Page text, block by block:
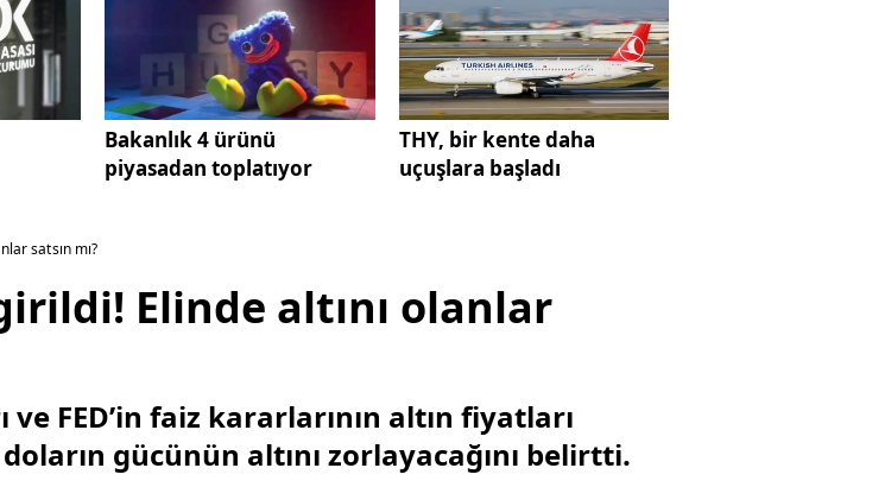
Bakanlık 4 ürünü
piyasadan toplatıyor
THY, bir kente daha
uçuşlara başladı
satsın mı?
Elinde altını olanlar
FED’in faiz kararlarının altın fiyatları
gücünün altını zorlayacağını belirtti.